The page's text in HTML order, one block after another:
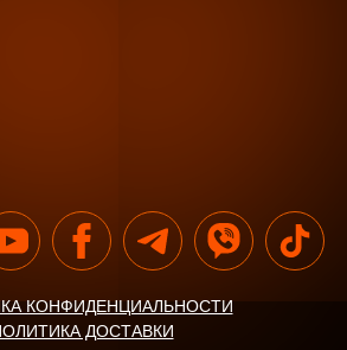
КОНФИДЕНЦИАЛЬНОСТИ
ДОСТАВКИ